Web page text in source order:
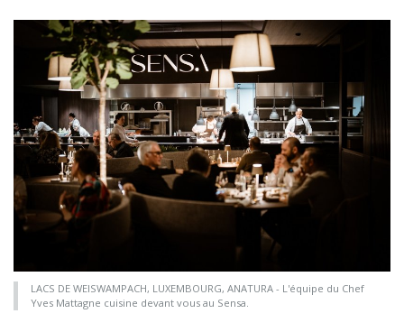
LACS DE WEISWAMPACH, LUXEMBOURG, ANATURA - L'équipe du Chef
Yves Mattagne cuisine devant vous au Sensa.